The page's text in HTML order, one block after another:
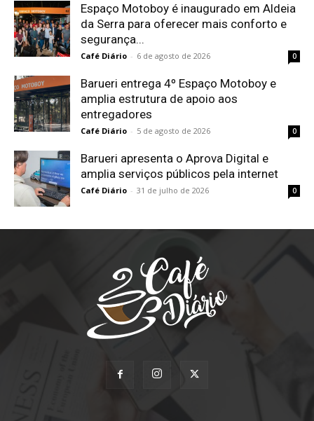
Espaço Motoboy é inaugurado em Aldeia
da Serra para oferecer mais conforto e
segurança...
Café Diário - 6 de agosto de 2026 0
Barueri entrega 4º Espaço Motoboy e
amplia estrutura de apoio aos
entregadores
Café Diário - 5 de agosto de 2026 0
Barueri apresenta o Aprova Digital e
amplia serviços públicos pela internet
Café Diário - 31 de julho de 2026 0